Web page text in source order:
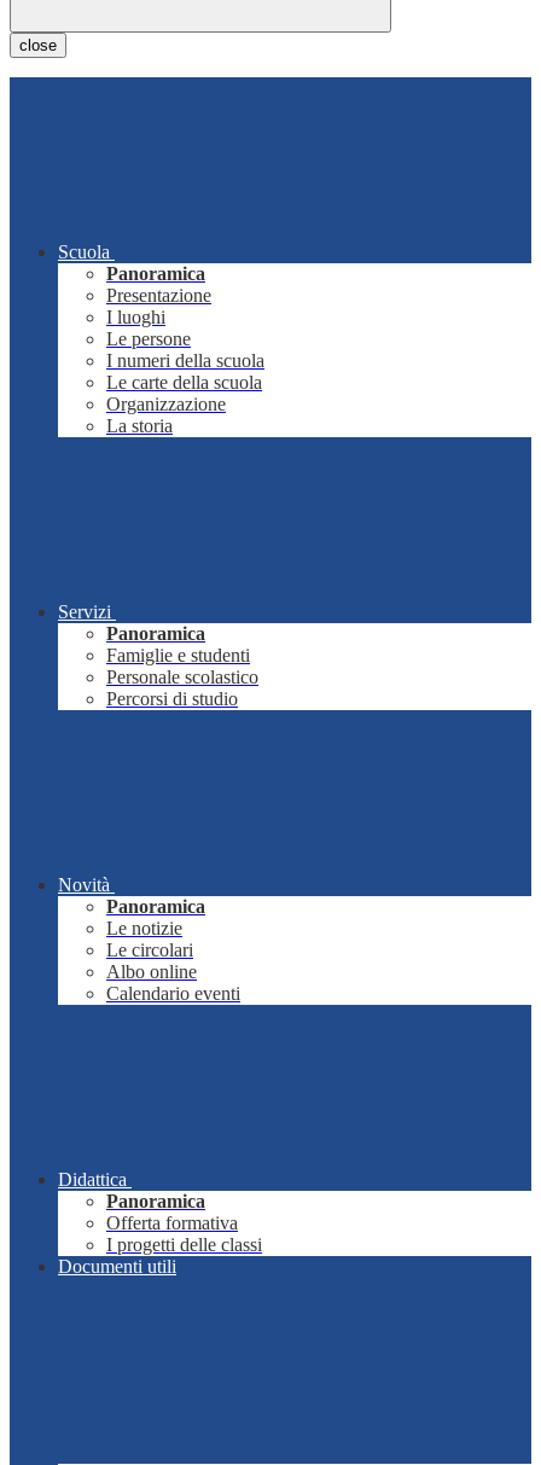
close
Scuola
Panoramica
Presentazione
I luoghi
Le persone
I numeri della scuola
Le carte della scuola
Organizzazione
La storia
Servizi
Panoramica
Famiglie e studenti
Personale scolastico
Percorsi di studio
Novità
Panoramica
Le notizie
Le circolari
Albo online
Calendario eventi
Didattica
Panoramica
Offerta formativa
I progetti delle classi
Documenti utili